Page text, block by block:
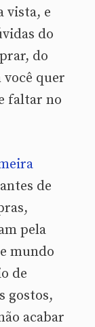
vista, e
do
do
você quer
faltar no
de
pela
mundo
de
gostos,
acabar